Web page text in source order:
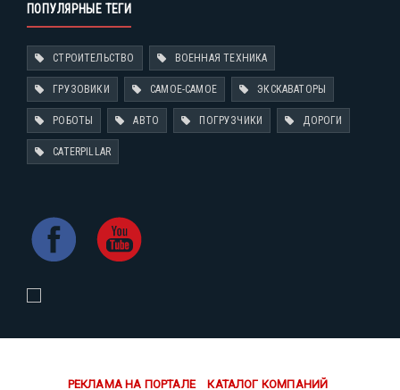
ПОПУЛЯРНЫЕ ТЕГИ
СТРОИТЕЛЬСТВО ВОЕННАЯ ТЕХНИКА
ГРУЗОВИКИ САМОЕ-САМОЕ ЭКСКАВАТОРЫ
РОБОТЫ АВТО ПОГРУЗЧИКИ ДОРОГИ
CATERPILLAR
РЕКЛАМА НА ПОРТАЛЕ КАТАЛОГ КОМПАНИЙ